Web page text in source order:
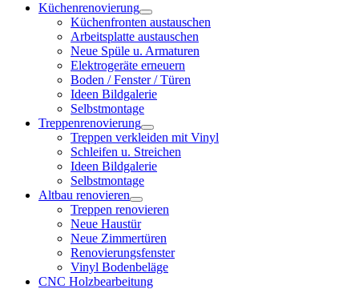
Küchenrenovierung
Küchenfronten austauschen
Arbeitsplatte austauschen
Neue Spüle u. Armaturen
Elektrogeräte erneuern
Boden / Fenster / Türen
Ideen Bildgalerie
Selbstmontage
Treppenrenovierung
Treppen verkleiden mit Vinyl
Schleifen u. Streichen
Ideen Bildgalerie
Selbstmontage
Altbau renovieren
Treppen renovieren
Neue Haustür
Neue Zimmertüren
Renovierungsfenster
Vinyl Bodenbeläge
CNC Holzbearbeitung